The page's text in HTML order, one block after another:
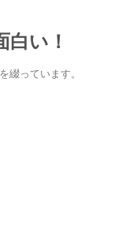
白い！
綴っています。